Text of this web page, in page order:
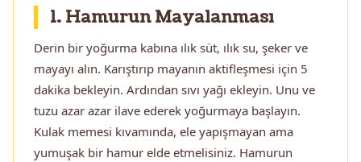
1. Hamurun Mayalanması
Derin bir yoğurma kabına ılık süt, ılık su, şeker ve
mayayı alın. Karıştırıp mayanın aktifleşmesi için 5
dakika bekleyin. Ardından sıvı yağı ekleyin. Unu ve
tuzu azar azar ilave ederek yoğurmaya başlayın.
Kulak memesi kıvamında, ele yapışmayan ama
yumuşak bir hamur elde etmelisiniz. Hamurun